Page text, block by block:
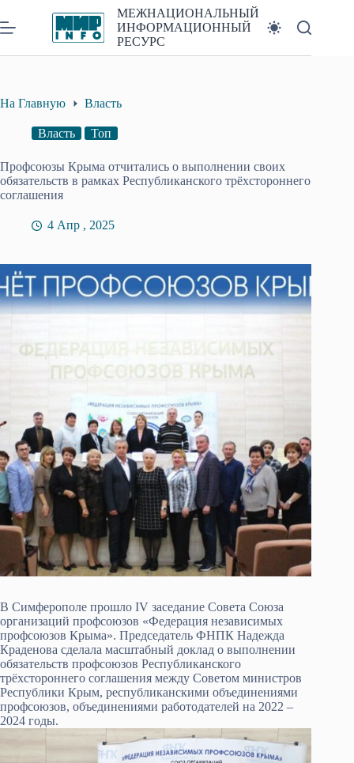
к
сути
МЕЖНАЦИОНАЛЬНЫЙ
ИНФОРМАЦИОННЫЙ
РЕСУРС
На Главную Власть
Власть Топ
Профсоюзы Крыма отчитались о выполнении своих
обязательств в рамках Республиканского трёхстороннего
соглашения
4 Апр , 2025
В Симферополе прошло IV заседание Совета Союза
организаций профсоюзов «Федерация независимых
профсоюзов Крыма». Председатель ФНПК Надежда
Краденова сделала масштабный доклад о выполнении
обязательств профсоюзов Республиканского
трёхстороннего соглашения между Советом министров
Республики Крым, республиканскими объединениями
профсоюзов, объединениями работодателей на 2022 –
2024 годы.